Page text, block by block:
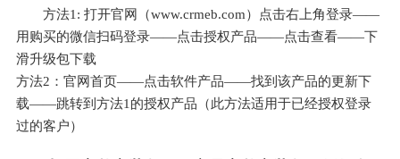
方法1: 打开官网（www.crmeb.com）点击右上角登录——
用购买的微信扫码登录——点击授权产品——点击查看——下
滑升级包下载
方法2：官网首页——点击软件产品——找到该产品的更新下
载——跳转到方法1的授权产品（此方法适用于已经授权登录
过的客户）